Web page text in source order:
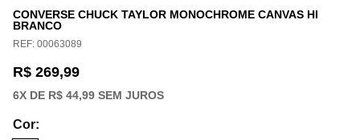
CONVERSE CHUCK TAYLOR MONOCHROME CANVAS HI
BRANCO
REF: 00063089
R$ 269,99
6X DE R$ 44,99 SEM JUROS
Cor: